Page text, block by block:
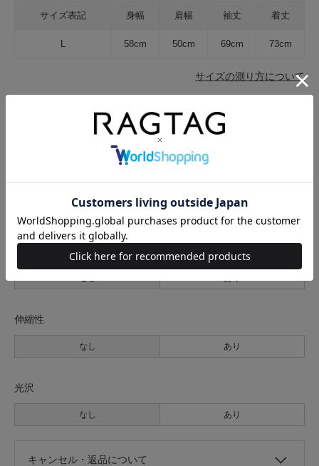
サイズ表記 身幅 肩幅 袖丈 着丈
58cm 50cm 69cm 73cm
サイズの測り方について
普通
裏地
なし あり
伸縮性
なし あり
光沢
なし あり
キャンセル・返品について